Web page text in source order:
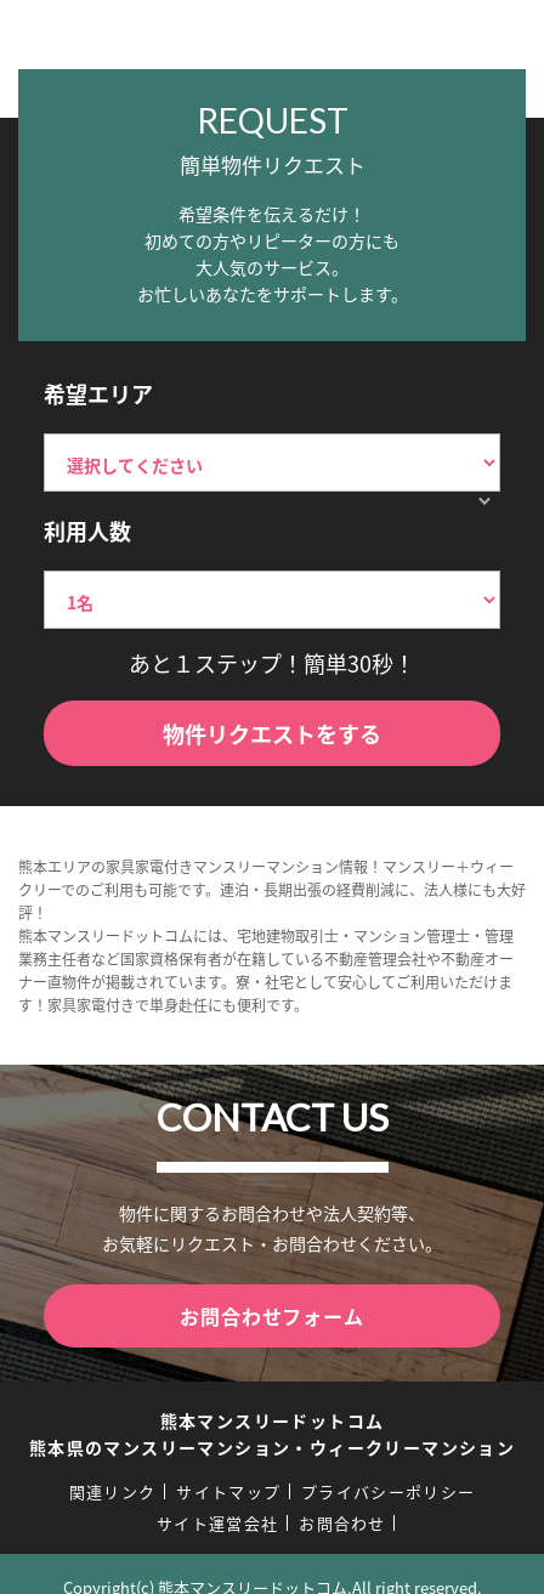
REQUEST
簡単物件リクエスト
希望条件を伝えるだけ！
初めての方やリピーターの方にも
大人気のサービス。
お忙しいあなたをサポートします。
希望エリア
利用人数
あと１ステップ！簡単30秒！
物件リクエストをする
熊本エリアの家具家電付きマンスリーマンション情報！マンスリー＋ウィー
クリーでのご利用も可能です。連泊・長期出張の経費削減に、法人様にも大好
評！
熊本マンスリードットコムには、宅地建物取引士・マンション管理士・管理
業務主任者など国家資格保有者が在籍している不動産管理会社や不動産オー
ナー直物件が掲載されています。寮・社宅として安心してご利用いただけま
す！家具家電付きで単身赴任にも便利です。
CONTACT US
物件に関するお問合わせや法人契約等、
お気軽にリクエスト・お問合わせください。
お問合わせフォーム
熊本マンスリードットコム
熊本県のマンスリーマンション・ウィークリーマンション
関連リンク サイトマップ
プライバシーポリシー
サイト運営会社
お問合わせ
Copyright(c) 熊本マンスリードットコム.All right reserved.